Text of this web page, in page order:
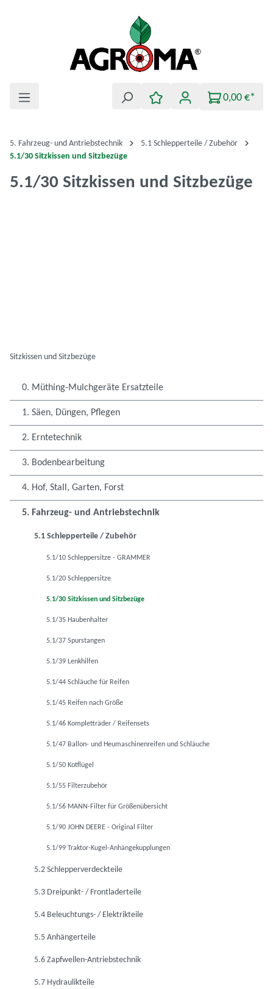
0,00 €*
5. Fahrzeug- und Antriebstechnik
5.1 Schlepperteile / Zubehör
5.1/30 Sitzkissen und Sitzbezüge
5.1/30 Sitzkissen und Sitzbezüge
Sitzkissen und Sitzbezüge
0. Müthing-Mulchgeräte Ersatzteile
1. Säen, Düngen, Pflegen
2. Erntetechnik
3. Bodenbearbeitung
4. Hof, Stall, Garten, Forst
5. Fahrzeug- und Antriebstechnik
5.1 Schlepperteile / Zubehör
5.1/10 Schleppersitze - GRAMMER
5.1/20 Schleppersitze
5.1/30 Sitzkissen und Sitzbezüge
5.1/35 Haubenhalter
5.1/37 Spurstangen
5.1/39 Lenkhilfen
5.1/44 Schläuche für Reifen
5.1/45 Reifen nach Größe
5.1/46 Kompletträder / Reifensets
5.1/47 Ballon- und Heumaschinenreifen und Schläuche
5.1/50 Kotflügel
5.1/55 Filterzubehör
5.1/56 MANN-Filter für Größenübersicht
5.1/90 JOHN DEERE - Original Filter
5.1/99 Traktor-Kugel-Anhängekupplungen
5.2 Schlepperverdeckteile
5.3 Dreipunkt- / Frontladerteile
5.4 Beleuchtungs- / Elektrikteile
5.5 Anhängerteile
5.6 Zapfwellen-Antriebstechnik
5.7 Hydraulikteile